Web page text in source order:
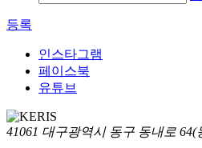
등록
인스타그램
페이스북
유튜브
41061 대구광역시 동구 동내로 64(